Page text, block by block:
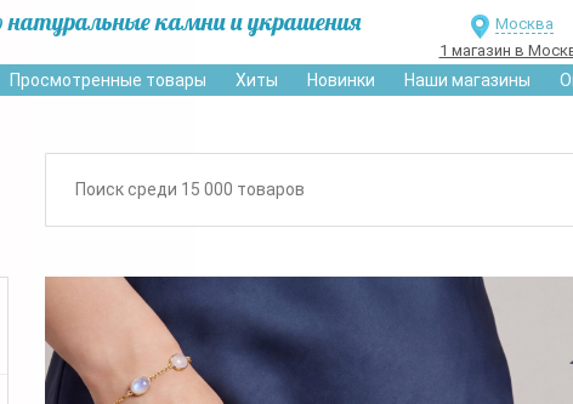
натуральные камни и украшения
Москва
1 магазин в
Просмотренные товары Хиты Новинки Наши магазины